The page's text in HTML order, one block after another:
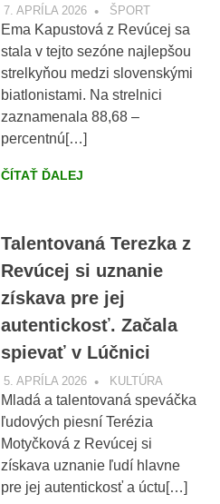
7. APRÍLA 2026 VOBRAZE.SK
ŠPORT
Ema Kapustová z Revúcej sa
stala v tejto sezóne najlepšou
strelkyňou medzi slovenskými
biatlonistami. Na strelnici
zaznamenala 88,68 –
percentnú[…]
ČÍTAŤ ĎALEJ
Talentovaná Terezka z
Revúcej si uznanie
získava pre jej
autentickosť. Začala
spievať v Lúčnici
5. APRÍLA 2026 VOBRAZE.SK
KULTÚRA
Mladá a talentovaná speváčka
ľudových piesní Terézia
Motyčková z Revúcej si
získava uznanie ľudí hlavne
pre jej autentickosť a úctu[…]